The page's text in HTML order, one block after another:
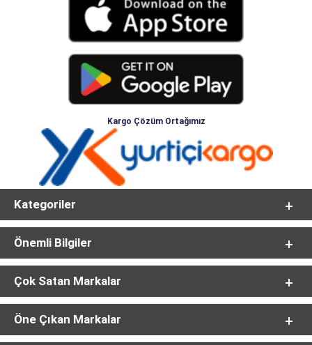
Kargo Çözüm Ortağımız
Kategoriler
Önemli Bilgiler
Çok Satan Markalar
Öne Çıkan Markalar